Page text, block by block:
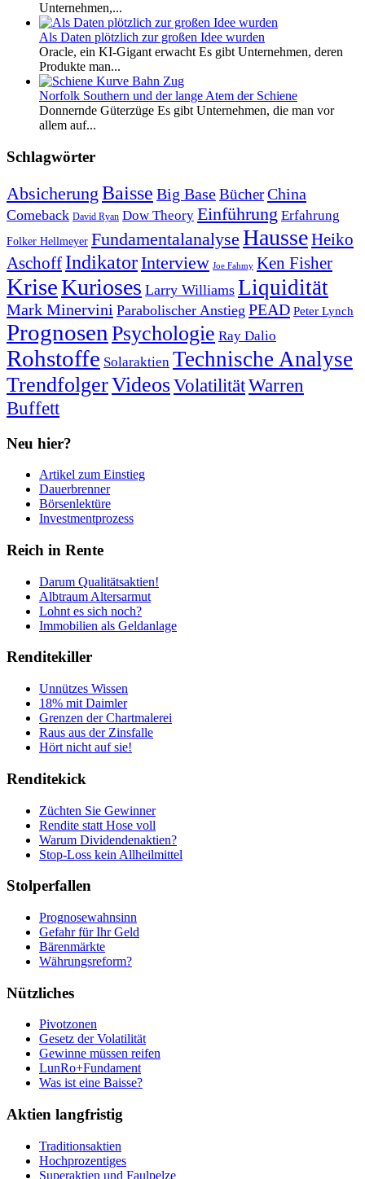
Unternehmen,...
Als Daten plötzlich zur großen Idee wurden
Oracle, ein KI-Gigant erwacht Es gibt Unternehmen, deren
Produkte man...
Norfolk Southern und der lange Atem der Schiene
Donnernde Güterzüge Es gibt Unternehmen, die man vor
allem auf...
Schlagwörter
Absicherung Baisse Big BaseBücherChina
Comeback David Ryan Dow Theory Einführung Erfahrung
Folker Hellmeyer Fundamentalanalyse HausseHeiko
Aschoff IndikatorInterview Joe Fahmy Ken Fisher
KriseKurioses Larry Williams Liquidität
Mark Minervini Parabolischer Anstieg PEAD Peter Lynch
Prognosen Psychologie Ray Dalio
Rohstoffe Solaraktien Technische Analyse
TrendfolgerVideosVolatilitätWarren
Buffett
Neu hier?
Artikel zum Einstieg
Dauerbrenner
Börsenlektüre
Investmentprozess
Reich in Rente
Darum Qualitätsaktien!
Albtraum Altersarmut
Lohnt es sich noch?
Immobilien als Geldanlage
Renditekiller
Unnützes Wissen
18% mit Daimler
Grenzen der Chartmalerei
Raus aus der Zinsfalle
Hört nicht auf sie!
Renditekick
Züchten Sie Gewinner
Rendite statt Hose voll
Warum Dividendenaktien?
Stop-Loss kein Allheilmittel
Stolperfallen
Prognosewahnsinn
Gefahr für Ihr Geld
Bärenmärkte
Währungsreform?
Nützliches
Pivotzonen
Gesetz der Volatilität
Gewinne müssen reifen
LunRo+Fundament
Was ist eine Baisse?
Aktien langfristig
Traditionsaktien
Hochprozentiges
Superaktien und Faulpelze